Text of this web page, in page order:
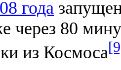
года
через 80
из Космоса